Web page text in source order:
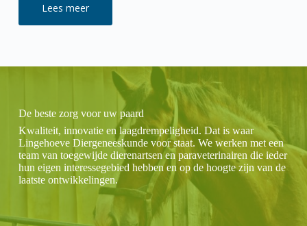
Lees meer
Vacature
Paraveterinair
De beste zorg voor uw paard
Kwaliteit, innovatie en laagdrempeligheid. Dat is waar
Lingehoeve Diergeneeskunde voor staat. We werken met een
team van toegewijde dierenartsen en paraveterinairen die ieder
hun eigen interessegebied hebben en op de hoogte zijn van de
laatste ontwikkelingen.